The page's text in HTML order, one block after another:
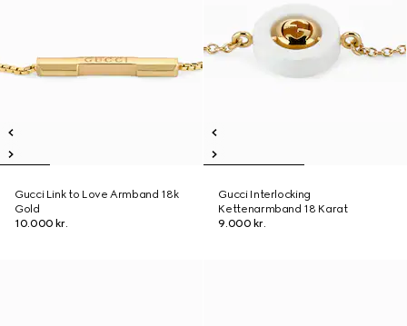
Gucci Link to Love Armband 18k
Gold
10.000 kr.
Gucci Interlocking
Kettenarmband 18 Karat
9.000 kr.